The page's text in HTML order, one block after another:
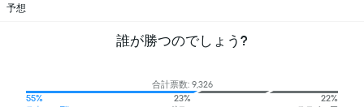
予想
誰が勝つのでしょう?
合計票数: 9,326
55%
23% 22%